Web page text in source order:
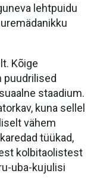
lehtpuidu
Kõige
puudrilised
staadium.
kuna sellel
vähem
tüükad,
kolbitaolistest
uba-kujulisi